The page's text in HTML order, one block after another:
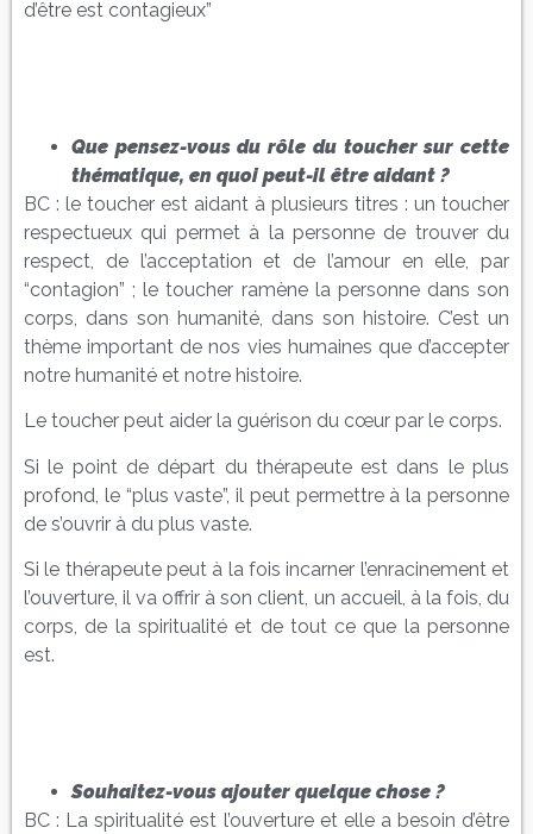
d’être est contagieux”
Que pensez-vous du rôle du toucher sur cette
thématique, en quoi peut-il être aidant ?
BC : le toucher est aidant à plusieurs titres : un toucher
respectueux qui permet à la personne de trouver du
respect, de l’acceptation et de l’amour en elle, par
“contagion” ; le toucher ramène la personne dans son
corps, dans son humanité, dans son histoire. C’est un
thème important de nos vies humaines que d’accepter
notre humanité et notre histoire.
Le toucher peut aider la guérison du cœur par le corps.
Si le point de départ du thérapeute est dans le plus
profond, le “plus vaste”, il peut permettre à la personne
de s’ouvrir à du plus vaste.
Si le thérapeute peut à la fois incarner l’enracinement et
l’ouverture, il va offrir à son client, un accueil, à la fois, du
corps, de la spiritualité et de tout ce que la personne
est.
Souhaitez-vous ajouter quelque chose ?
BC : La spiritualité est l’ouverture et elle a besoin d’être